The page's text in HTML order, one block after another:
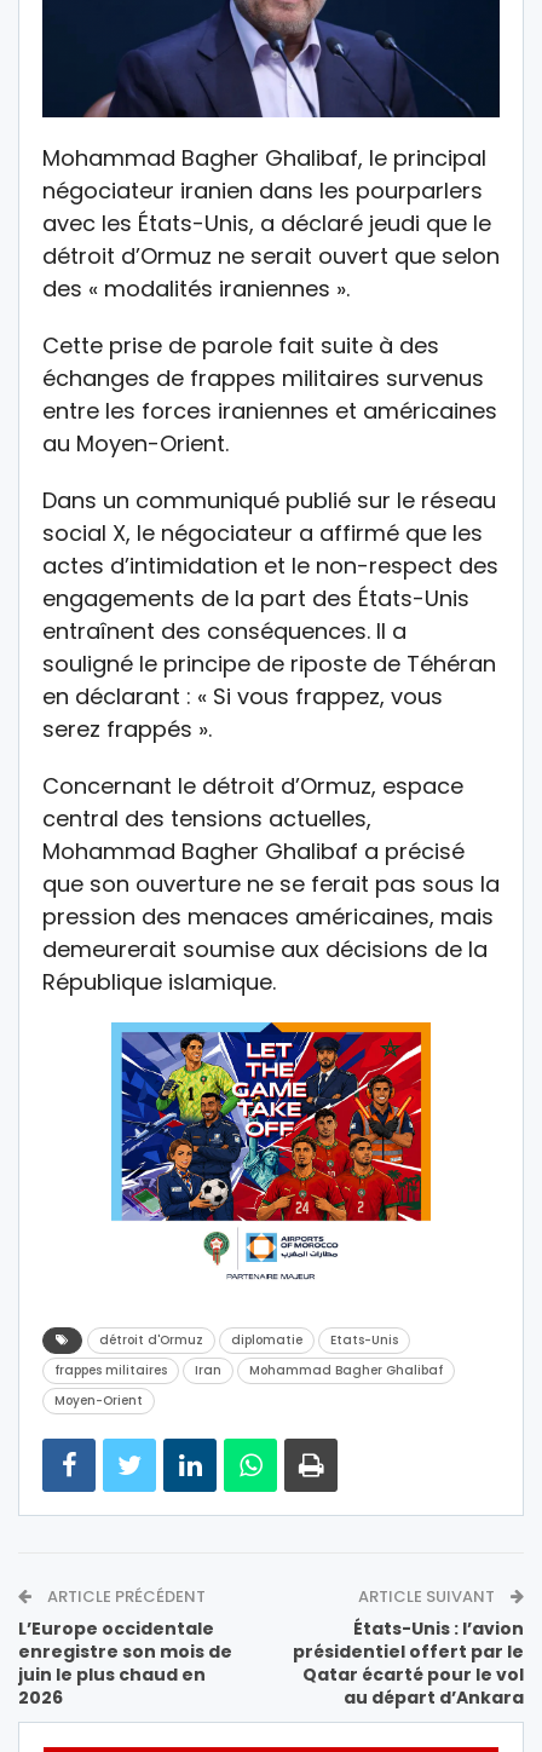
Mohammad Bagher Ghalibaf, le principal
négociateur iranien dans les pourparlers
avec les États-Unis, a déclaré jeudi que le
détroit d’Ormuz ne serait ouvert que selon
des « modalités iraniennes ».
Cette prise de parole fait suite à des
échanges de frappes militaires survenus
entre les forces iraniennes et américaines
au Moyen-Orient.
Dans un communiqué publié sur le réseau
social X, le négociateur a affirmé que les
actes d’intimidation et le non-respect des
engagements de la part des États-Unis
entraînent des conséquences. Il a
souligné le principe de riposte de Téhéran
en déclarant : « Si vous frappez, vous
serez frappés ».
Concernant le détroit d’Ormuz, espace
central des tensions actuelles,
Mohammad Bagher Ghalibaf a précisé
que son ouverture ne se ferait pas sous la
pression des menaces américaines, mais
demeurerait soumise aux décisions de la
République islamique.
détroit d'Ormuz diplomatie
Etats-Unis
frappes militaires
Iran
Mohammad Bagher Ghalibaf
Moyen-Orient
ARTICLE PRÉCÉDENT
L’Europe occidentale
enregistre son mois de
juin le plus chaud en
2026
ARTICLE SUIVANT
États-Unis : l’avion
présidentiel offert par le
Qatar écarté pour le vol
au départ d’Ankara